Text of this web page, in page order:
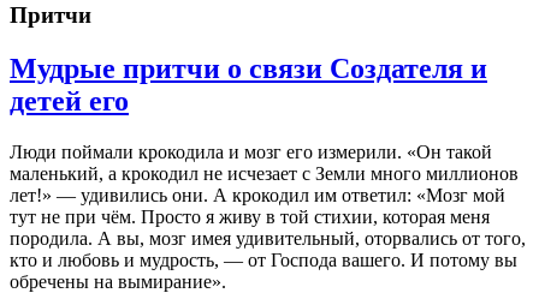
Притчи
Мудрые притчи о связи Создателя и
детей его
Люди поймали крокодила и мозг его измерили. «Он такой
маленький, а крокодил не исчезает с Земли много миллионов
лет!» — удивились они. А крокодил им ответил: «Мозг мой
тут не при чём. Просто я живу в той стихии, которая меня
породила. А вы, мозг имея удивительный, оторвались от того,
кто и любовь и мудрость, — от Господа вашего. И потому вы
обречены на вымирание».